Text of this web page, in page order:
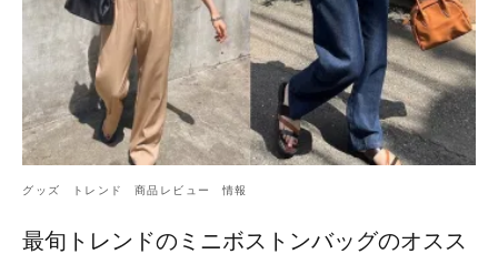
グッズ トレンド 商品レビュー 情報
最旬トレンドのミニボストンバッグのオスス